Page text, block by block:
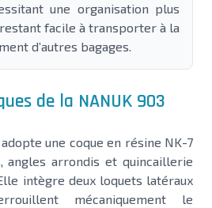
une organisation plus
facile à transporter à la
d’autres bagages.
de la NANUK 903
une coque en résine NK-7
angles arrondis et quincaillerie
intègre deux loquets latéraux
mécaniquement le